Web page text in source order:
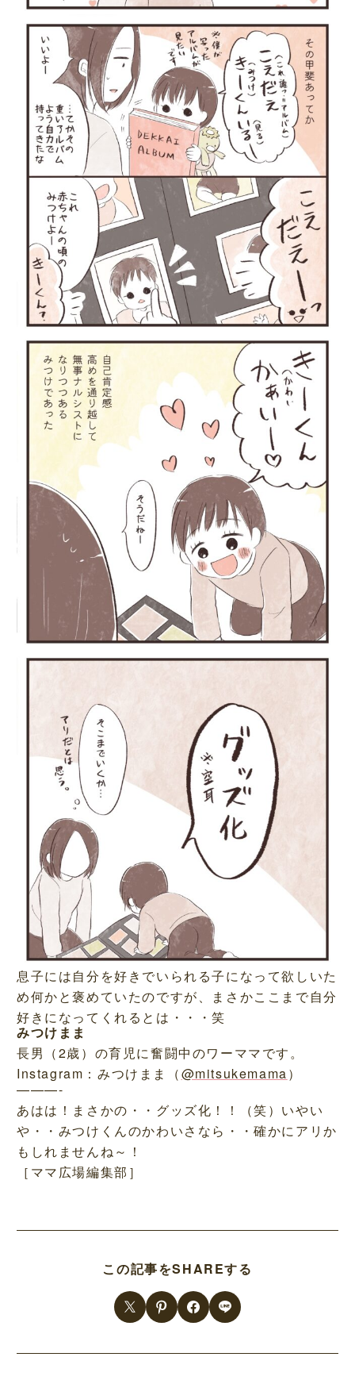
息子には自分を好きでいられる子になって欲しいた
め何かと褒めていたのですが、まさかここまで自分
好きになってくれるとは・・・笑
みつけまま
長男（2歳）の育児に奮闘中のワーママです。
Instagram：みつけまま（@mitsukemama）
———-
あはは！まさかの・・グッズ化！！（笑）いやい
や・・みつけくんのかわいさなら・・確かにアリか
もしれませんね～！
［ママ広場編集部］
この記事をSHAREする